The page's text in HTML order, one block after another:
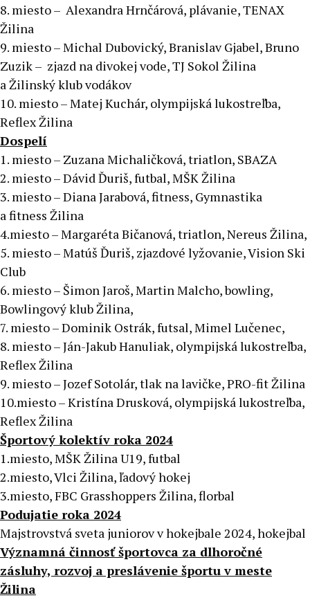
8. miesto – Alexandra Hrnčárová, plávanie, TENAX
Žilina
9. miesto – Michal Dubovický, Branislav Gjabel, Bruno
Zuzik – zjazd na divokej vode, TJ Sokol Žilina
a Žilinský klub vodákov
10. miesto – Matej Kuchár, olympijská lukostreľba,
Reflex Žilina
Dospelí
1. miesto – Zuzana Michaličková, triatlon, SBAZA
2. miesto – Dávid Ďuriš, futbal, MŠK Žilina
3. miesto – Diana Jarabová, fitness, Gymnastika
a fitness Žilina
4.miesto – Margaréta Bičanová, triatlon, Nereus Žilina,
5. miesto – Matúš Ďuriš, zjazdové lyžovanie, Vision Ski
Club
6. miesto – Šimon Jaroš, Martin Malcho, bowling,
Bowlingový klub Žilina,
7. miesto – Dominik Ostrák, futsal, Mimel Lučenec,
8. miesto – Ján-Jakub Hanuliak, olympijská lukostreľba,
Reflex Žilina
9. miesto – Jozef Sotolár, tlak na lavičke, PRO-fit Žilina
10.miesto – Kristína Drusková, olympijská lukostreľba,
Reflex Žilina
Športový kolektív roka 2024
1.miesto, MŠK Žilina U19, futbal
2.miesto, Vlci Žilina, ľadový hokej
3.miesto, FBC Grasshoppers Žilina, florbal
Podujatie roka 2024
Majstrovstvá sveta juniorov v hokejbale 2024, hokejbal
Významná činnosť športovca za dlhoročné
zásluhy, rozvoj a preslávenie športu v meste
Žilina